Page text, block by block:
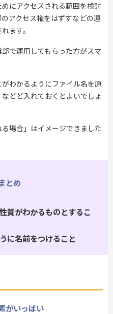
にアクセスされる範囲を検討
アクセス権をはずすなどの運
ます。
で運用してもらった方がスマ
わかるようにファイル名を原
どど入れておくとよいでしょ
る場合」はイメージできました
とめ
質がわかるものとするこ
に名前をつけること
がいっぱい